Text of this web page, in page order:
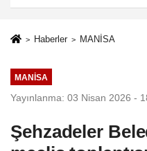
Desteği
Haberler MANİSA
MANİSA
Yayınlanma: 03 Nisan 2026 -
Şehzadeler